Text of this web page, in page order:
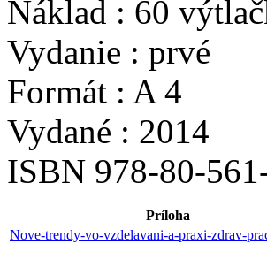
Náklad : 60
Vydanie : prvé
Formát : A 4
Vydané : 2014
ISBN 978-80-
Príloha
Nove-trendy-vo-vzdelavani-a-praxi-zdrav-